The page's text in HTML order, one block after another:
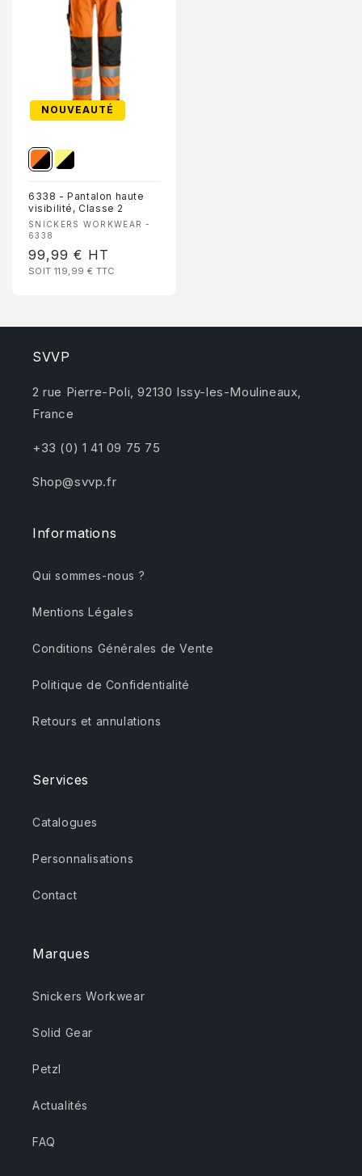
NOUVEAUTÉ
6338 - Pantalon haute
visibilité, Classe 2
Fournisseur :
SNICKERS WORKWEAR -
6338
Prix
habituel
99,99 € HT
SOIT 119,99 € TTC
SVVP
2 rue Pierre-Poli, 92130 Issy-les-Moulineaux,
France
+33 (0) 1 41 09 75 75
Shop@svvp.fr
Informations
Qui sommes-nous ?
Mentions Légales
Conditions Générales de Vente
Politique de Confidentialité
Retours et annulations
Services
Catalogues
Personnalisations
Contact
Marques
Snickers Workwear
Solid Gear
Petzl
Actualités
FAQ